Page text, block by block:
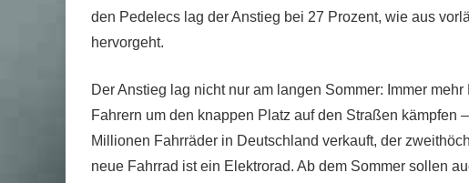
den Pedelecs lag der Anstieg bei 27 Prozent, wie aus
hervorgeht.
Der Anstieg lag nicht nur am langen Sommer: Immer
Fahrern um den knappen Platz auf den Straßen kämpfen
Millionen Fahrräder in Deutschland verkauft, der
neue Fahrrad ist ein Elektrorad. Ab dem Sommer sollen